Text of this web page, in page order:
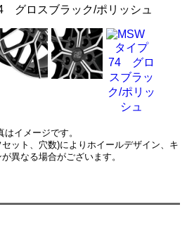
はイメージです。
ット、穴数)によりホイールデザイン、キ
異なる場合がございます。